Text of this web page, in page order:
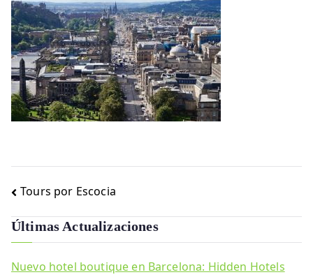
Navegación
de
entradas
Tours por Escocia
Últimas Actualizaciones
Nuevo hotel boutique en Barcelona: Hidden Hotels